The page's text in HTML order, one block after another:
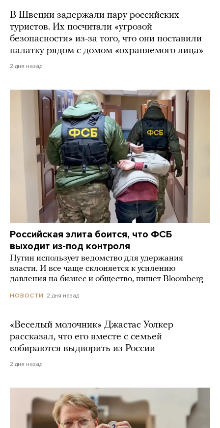
В Швеции задержали пару российских
туристов. Их посчитали «угрозой
безопасности» из-за того, что они поставили
палатку рядом с домом «охраняемого лица»
2 дня назад
Российская элита боится, что ФСБ
выходит из-под контроля
Путин использует ведомство для удержания
власти. И все чаще склоняется к усилению
давления на бизнес и общество, пишет Bloomberg
НОВОСТИ 2 дня назад
«Веселый молочник» Джастас Уолкер
рассказал, что его вместе с семьей
собираются выдворить из России
2 дня назад